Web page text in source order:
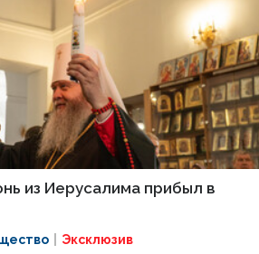
из Иерусалима прибыл в
Эксклюзив